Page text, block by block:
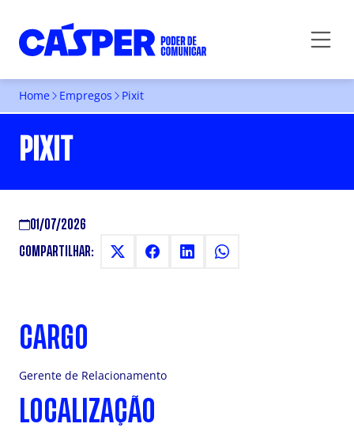
Home Empregos Pixit
PIXIT
01/07/2026
COMPARTILHAR:
CARGO
Gerente de Relacionamento
LOCALIZAÇÃO